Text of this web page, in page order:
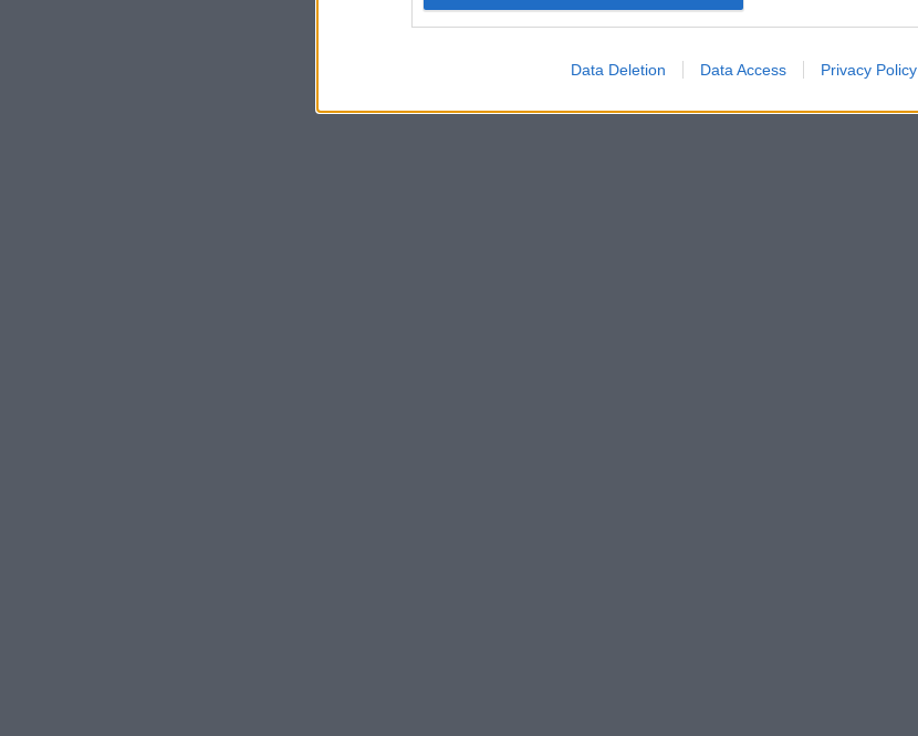
Data Deletion Data Access Privacy Policy